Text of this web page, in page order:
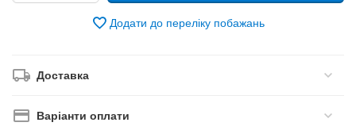
Додати до переліку побажань
Доставка
Варіанти оплати